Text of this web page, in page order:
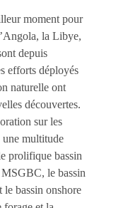
moment pour
la Libye,
depuis
efforts déployés
naturelle ont
découvertes.
sur les
une multitude
prolifique bassin
le bassin
le bassin onshore